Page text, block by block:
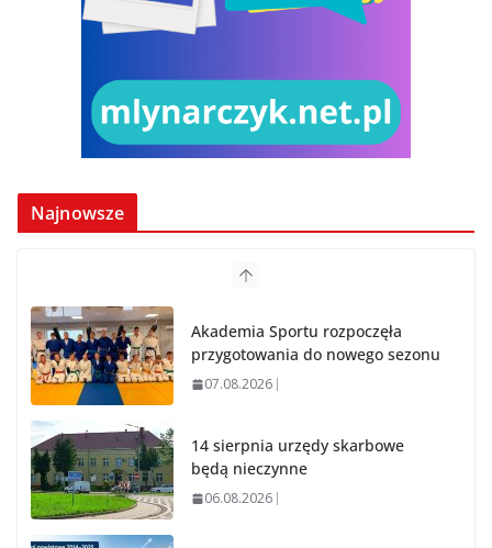
Najnowsze
Akademia Sportu rozpoczęła
przygotowania do nowego sezonu
07.08.2026
14 sierpnia urzędy skarbowe
będą nieczynne
06.08.2026